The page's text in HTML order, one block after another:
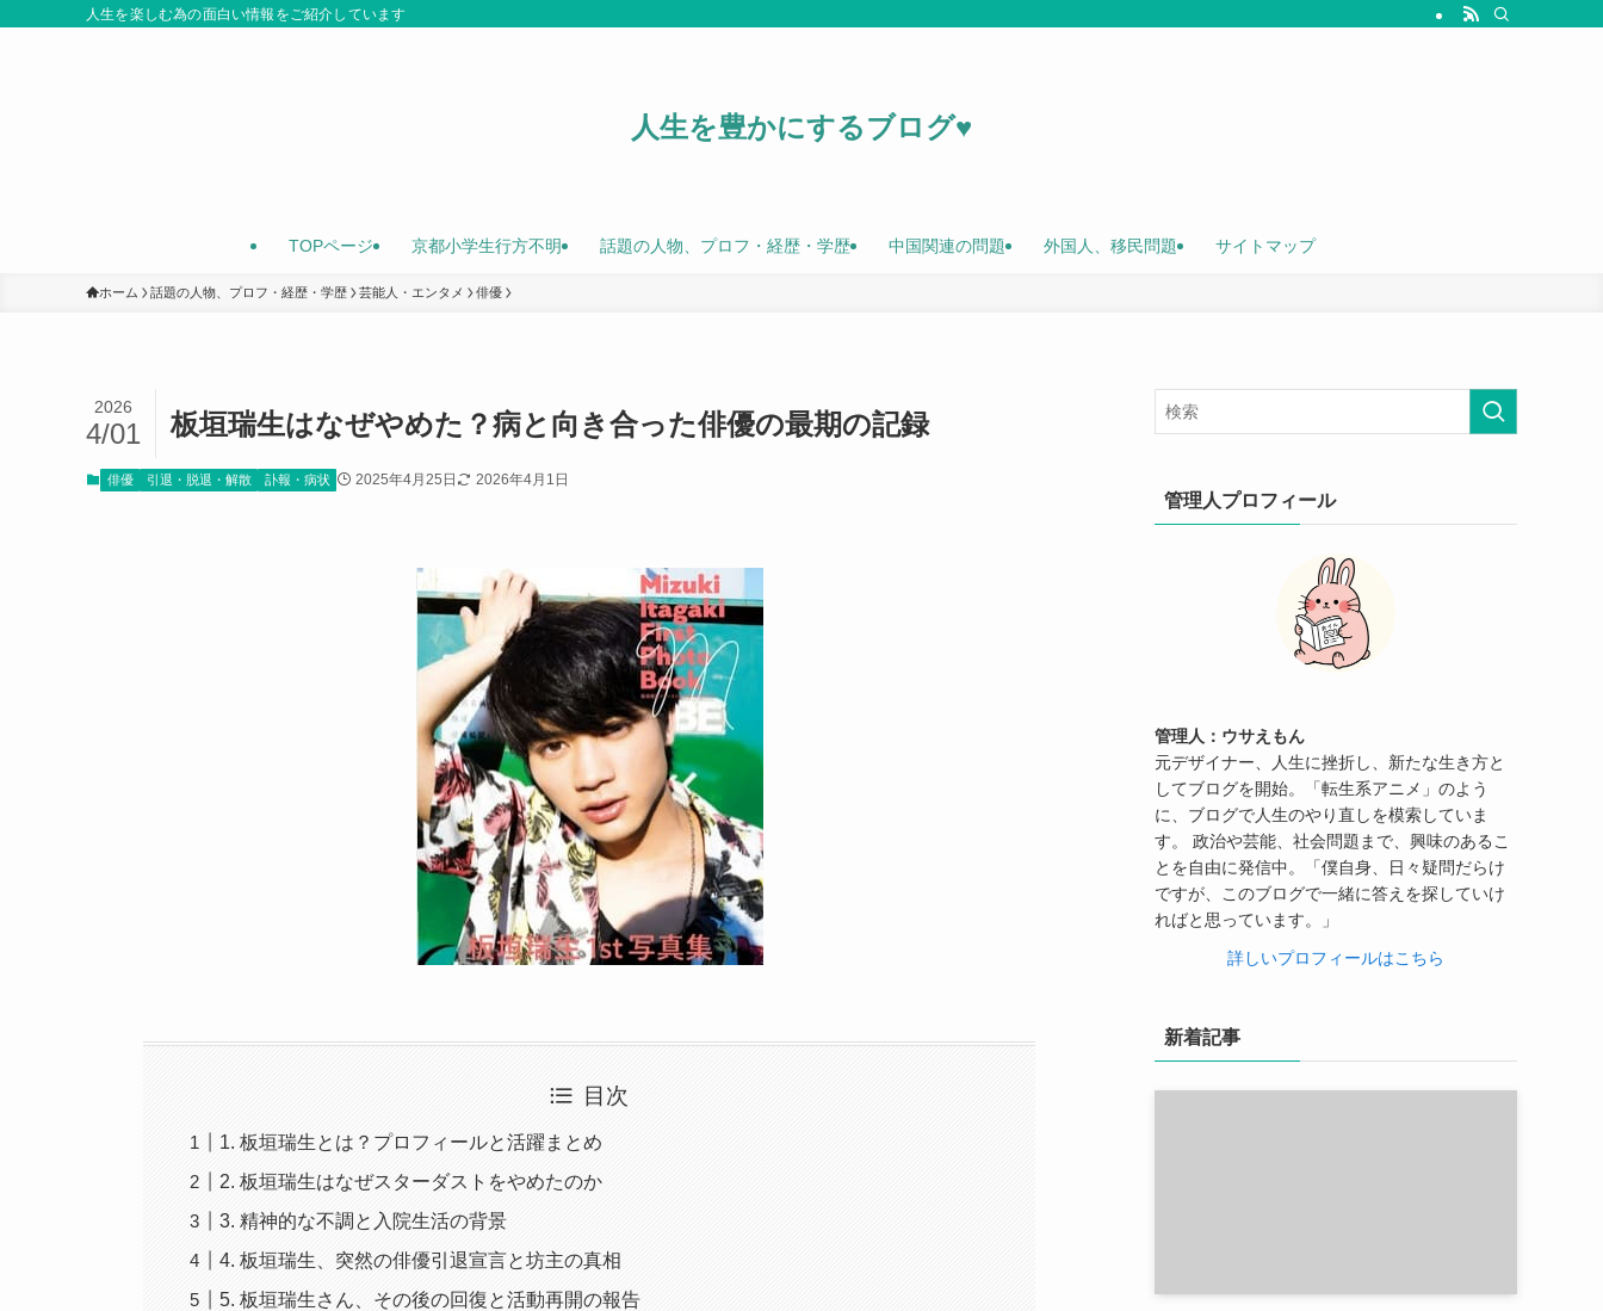
人生を楽しむ為の面白い情報をご紹介しています
人生を豊かにするブログ♥
TOPページ 京都小学生行方不明 話題の人物、プロフ・経歴・学歴 中国関連の問題 外国人、移民問題 サイトマップ
ホーム 話題の人物、プロフ・経歴・学歴 芸能人・エンタメ 俳優
板垣瑞生はなぜやめた？病と向き合った俳優の最期の記録
2026
4/01
俳優 引退・脱退・解散 訃報・病状 2025年4月25日 2026年4月1日
目次
1. 板垣瑞生とは？プロフィールと活躍まとめ
2. 板垣瑞生はなぜスターダストをやめたのか
3. 精神的な不調と入院生活の背景
4. 板垣瑞生、突然の俳優引退宣言と坊主の真相
5. 板垣瑞生さん、その後の回復と活動再開の報告
管理人プロフィール
管理人：ウサえもん
元デザイナー、人生に挫折し、新たな生き方と
してブログを開始。「転生系アニメ」のよう
に、ブログで人生のやり直しを模索していま
す。 政治や芸能、社会問題まで、興味のあるこ
とを自由に発信中。「僕自身、日々疑問だらけ
ですが、このブログで一緒に答えを探していけ
ればと思っています。」
詳しいプロフィールはこちら
新着記事